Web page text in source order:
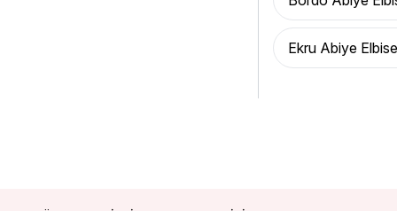
Ekru Abiye Elbise